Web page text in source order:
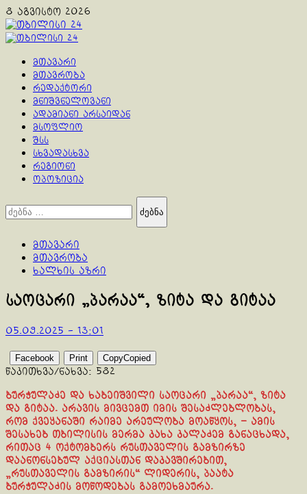
Skip
to
content
8 აგვისტო 2026
Primary
მთავარი
მთავრობა
რედაქტორი
მნიშვნელოვანი
ადამიანი არსაიდან
მსოფლიო
შსს
სხვადასხვა
რეგიონი
ოპოზიცია
ძებნა:
მთავარი
მთავრობა
ხალხის აზრი
საოცარი „პარაა“, ზიტა და გიტაა
05.09.2025 - 13:01
Facebook Print CopyCopied
წაკითხვა/ნახვა: 582
ბურჭულაძე და ხაბეიშვილი საოცარი „პარაა“, ზიტა
და გიტაა. არავის მივცემთ იმის შესაძლებლობას,
რომ ქვეყანაში რაიმე არეულობა მოაწყოს, – ამის
შესახებ თბილისის მერმა კახა კალაძემ განაცხადა,
რითაც 4 ოქტომბერს რუსთაველის გამზირზე
დაანონსებულ აქციასთან დაკავშირებით,
„რუსთაველის გამზირის“ ლიდერის, პაატა
ბურჭულაძის მოწოდებას გამოეხმაურა.